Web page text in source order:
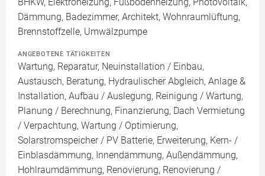
Dämmung, Badezimmer, Architekt, Wohnraumlüftung,
Brennstoffzelle, Umwälzpumpe
ANGEBOTENE TÄTIGKEITEN
Wartung, Reparatur, Neuinstallation / Einbau,
Austausch, Beratung, Hydraulischer Abgleich, Anlage &
Installation, Aufbau / Auslegung, Reinigung / Wartung,
Planung / Berechnung, Finanzierung, Dach Vermietung
/ Verpachtung, Wartung / Optimierung,
Solarstromspeicher / PV Batterie, Erweiterung, Kern- /
Einblasdämmung, Innendämmung, Außendämmung,
Hohlraumdämmung, Renovierung, Renovierung /